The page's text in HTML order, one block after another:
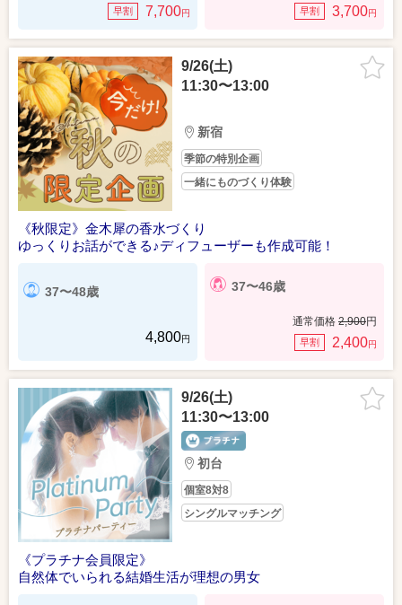
早割 7,700円 早割 3,700円
9/26(土)
11:30〜13:00
新宿
季節の特別企画
一緒にものづくり体験
《秋限定》金木犀の香水づくり
ゆっくりお話ができる♪ディフューザーも作成可能！
37〜48歳
4,800円
37〜46歳
通常価格 2,900円
早割 2,400円
9/26(土)
11:30〜13:00
初台
個室8対8
シングルマッチング
《プラチナ会員限定》
自然体でいられる結婚生活が理想の男女